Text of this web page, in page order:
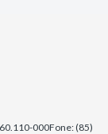
000Fone: (85)